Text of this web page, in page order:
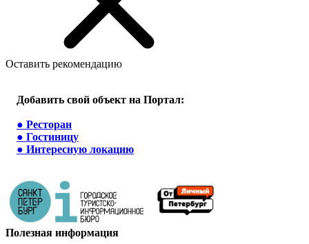
Оставить рекомендацию
Добавить свой объект на Портал:
● Ресторан
● Гостиницу
● Интересную локацию
Полезная информация